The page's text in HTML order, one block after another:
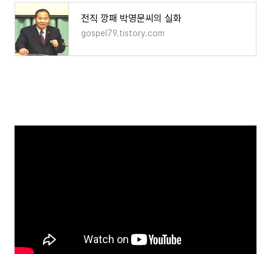
전직 깡패 박영문씨의 실화
gospel79.tistory.com